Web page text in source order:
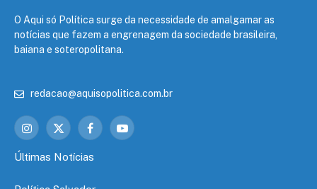
O Aqui só Política surge da necessidade de amalgamar as
notícias que fazem a engrenagem da sociedade brasileira,
baiana e soteropolitana.
redacao@aquisopolitica.com.br
Instagram
X
FacebookYouTube
Últimas Notícias